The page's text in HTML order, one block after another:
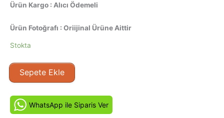
Ürün Kargo : Alıcı Ödemeli
Ürün Fotoğrafı : Oriijinal Ürüne Aittir
Stokta
Kanlı
Tören
Bloody
Mary
Sepete Ekle
WhatsApp ile Siparis Ver